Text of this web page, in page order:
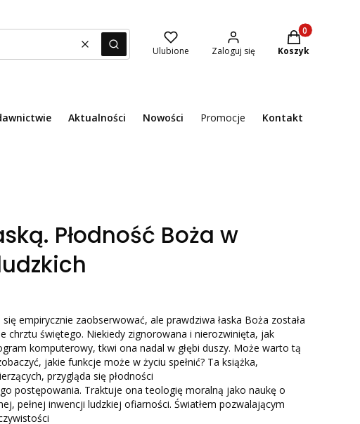
WyczyśćSzukaj Ulubione Zaloguj się
Produkty w
Koszyk
Aktualności Nowości Promocje Kontakt
Płodność Boża w
empirycznie zaobserwować, ale prawdziwa łaska Boża została
chrztu świętego. Niekiedy zignorowana i nierozwinięta, jak
komputerowy, tkwi ona nadal w głębi duszy. Może warto tą
jakie funkcje może w życiu spełnić? Ta książka,
przygląda się płodności
postępowania. Traktuje ona teologię moralną jako naukę o
pełnej inwencji ludzkiej ofiarności. Światłem pozwalającym